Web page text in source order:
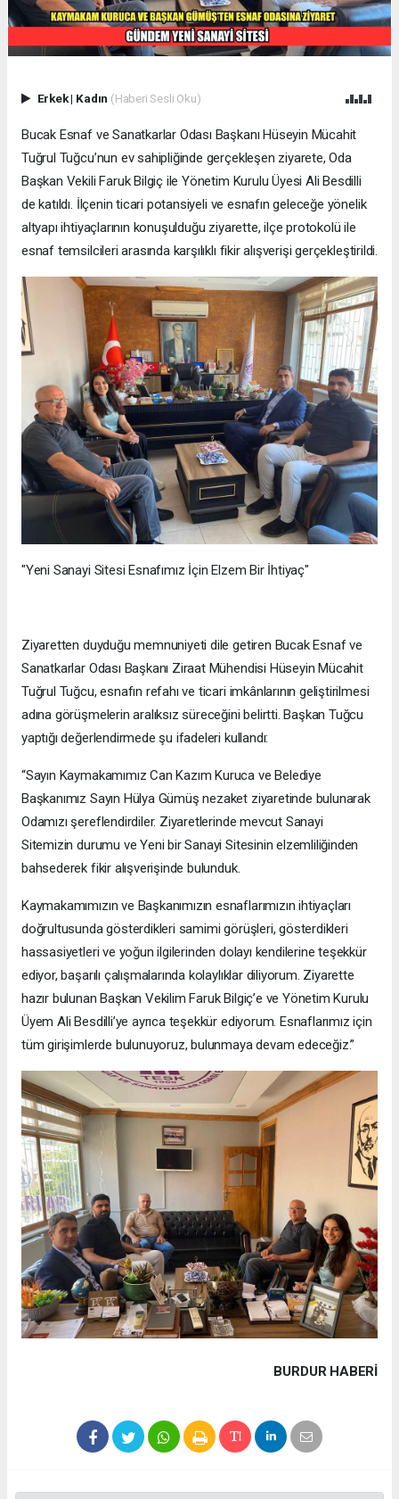
Erkek| Kadın (Haberi Sesli Oku)
Bucak Esnaf ve Sanatkarlar Odası Başkanı Hüseyin Mücahit
Tuğrul Tuğcu’nun ev sahipliğinde gerçekleşen ziyarete, Oda
Başkan Vekili Faruk Bilgiç ile Yönetim Kurulu Üyesi Ali Besdilli
de katıldı. İlçenin ticari potansiyeli ve esnafın geleceğe yönelik
altyapı ihtiyaçlarının konuşulduğu ziyarette, ilçe protokolü ile
esnaf temsilcileri arasında karşılıklı fikir alışverişi gerçekleştirildi.
"Yeni Sanayi Sitesi Esnafımız İçin Elzem Bir İhtiyaç"
Ziyaretten duyduğu memnuniyeti dile getiren Bucak Esnaf ve
Sanatkarlar Odası Başkanı Ziraat Mühendisi Hüseyin Mücahit
Tuğrul Tuğcu, esnafın refahı ve ticari imkânlarının geliştirilmesi
adına görüşmelerin aralıksız süreceğini belirtti. Başkan Tuğcu
yaptığı değerlendirmede şu ifadeleri kullandı:
“Sayın Kaymakamımız Can Kazım Kuruca ve Belediye
Başkanımız Sayın Hülya Gümüş nezaket ziyaretinde bulunarak
Odamızı şereflendirdiler. Ziyaretlerinde mevcut Sanayi
Sitemizin durumu ve Yeni bir Sanayi Sitesinin elzemliliğinden
bahsederek fikir alışverişinde bulunduk.
Kaymakamımızın ve Başkanımızın esnaflarımızın ihtiyaçları
doğrultusunda gösterdikleri samimi görüşleri, gösterdikleri
hassasiyetleri ve yoğun ilgilerinden dolayı kendilerine teşekkür
ediyor, başarılı çalışmalarında kolaylıklar diliyorum. Ziyarette
hazır bulunan Başkan Vekilim Faruk Bilgiç’e ve Yönetim Kurulu
Üyem Ali Besdilli’ye ayrıca teşekkür ediyorum. Esnaflarımız için
tüm girişimlerde bulunuyoruz, bulunmaya devam edeceğiz.”
BURDUR HABERİ